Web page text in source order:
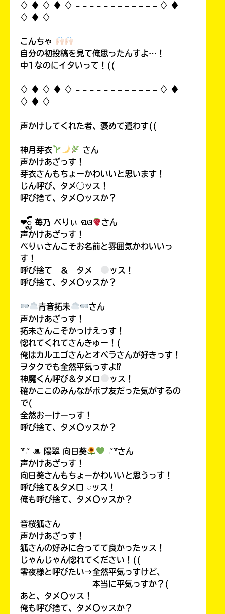
♢ ♦︎ ♢ ♦︎ ♢ 𓐄 𓐄 𓐄 𓐄 𓐄 𓐄 𓐄 𓐄 𓐄 𓐄 𓐄 𓐄 ♢ ♦︎
♢ ♦︎ ♢
こんちゃ
自分の初投稿を見て俺思ったんすよ…！
中1なのにイタいって！((
♢ ♦︎ ♢ ♦︎ ♢ 𓐄 𓐄 𓐄 𓐄 𓐄 𓐄 𓐄 𓐄 𓐄 𓐄 𓐄 𓐄 ♢ ♦︎
♢ ♦︎ ♢
声かけしてくれた者、褒めて遣わす((
神月芽衣
さん
声かけあざっす！
芽衣さんもちょーかわいいと思います！
じん呼び、タメ◯ッス！
呼び捨て、タメ〇ッスか？
❤︎ᬼ 苺乃 べりぃ ପଓ
さん
声かけあざっす！
べりぃさんこそお名前と雰囲気かわいいっ
す！
呼び捨て ＆ タメ
ッス！
呼び捨て、タメ〇ッスか？
青音拓未
さん
声かけあざっす！
拓未さんこそかっけえっす！
惚れてくれてさんきゅー！(
俺はカルエゴさんとオペラさんが好きっす！
ヲタクでも全然平気っすよ⁉
神魔くん呼び＆タメロ
ッス！
確かここのみんながポプ友だった気がするの
で(
全然おーけーっす！
呼び捨て、タメ〇ッスか？
꒷˖˚ ꔛ‬ 陽翠 向日葵
˖˚꒷さん
声かけあざっす！
向日葵さんもちょーかわいいと思うっす！
呼び捨て&タメ口 ◌ッス！
俺も呼び捨て、タメ〇ッスか？
音桜狐さん
声かけあざっす！
狐さんの好みに合ってて良かったッス！
じゃんじゃん惚れてください！((
零夜様と呼びたい→全然平気っすけど、
本当に平気っすか？(
あと、タメ〇ッス！
俺も呼び捨て、タメ〇ッスか？